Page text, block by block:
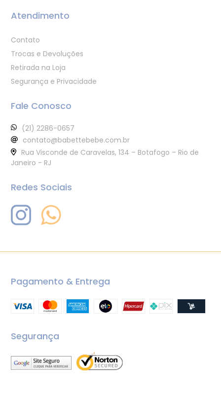
Atendimento
Contato
Trocas e Devoluções
Retirada na Loja
Segurança e Privacidade
Fale Conosco
(21) 2286-0657
contato@babettebebe.com.br
Rua Visconde de Caravelas, 134 – Botafogo – Rio de
Janeiro - RJ
Redes Sociais
Pagamento & Entrega
Segurança